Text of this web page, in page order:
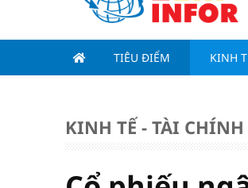
TIÊU ĐIỂM KINH
KINH TẾ - TÀI CHÍNH